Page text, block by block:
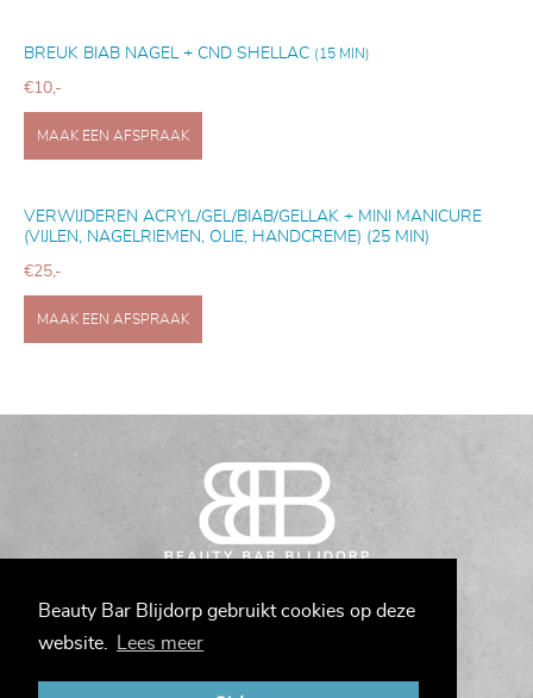
Beauty Bar Blijdorp gebruikt cookies op deze
website.
Lees meer
BREUK BIAB NAGEL + CND SHELLAC (15 MIN)
€10,-
MAAK EEN AFSPRAAK
VERWIJDEREN ACRYL/GEL/BIAB/GELLAK + MINI MANICURE
(VIJLEN, NAGELRIEMEN, OLIE, HANDCREME) (25 MIN)
€25,-
MAAK EEN AFSPRAAK
Bergselaan 275